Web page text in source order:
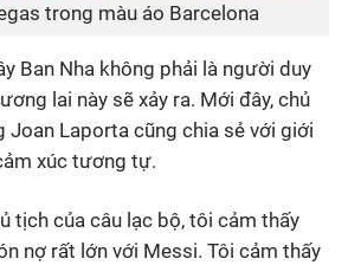
trong màu áo Barcelona
Ban Nha không phải là người duy
lai này sẽ xảy ra. Mới đây, chủ
Joan Laporta cũng chia sẻ với giới
xúc tương tự.
tịch của câu lạc bộ, tôi cảm thấy
nợ rất lớn với Messi. Tôi cảm thấy